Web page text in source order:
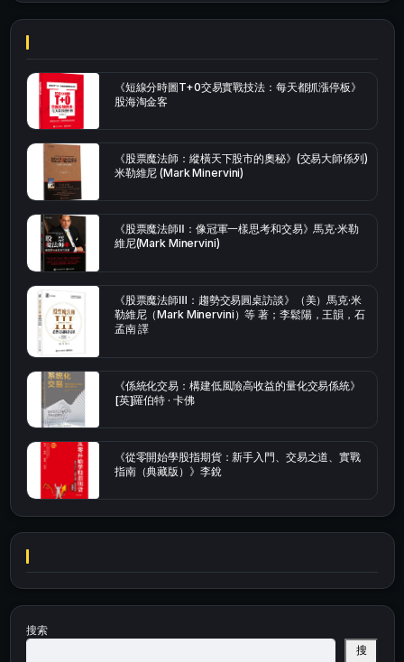
《短線分時圖T+0交易實戰技法：每天都抓漲停板》
股海淘金客
《股票魔法師：縱橫天下股市的奧秘》(交易大師係列)
米勒維尼 (Mark Minervini)
《股票魔法師Ⅱ：像冠軍一樣思考和交易》馬克·米勒
維尼(Mark Minervini)
《股票魔法師Ⅲ：趨勢交易圓桌訪談》（美）馬克·米
勒維尼（Mark Minervini）等 著；李鬆陽，王韻，石
孟南 譯
《係統化交易：構建低風險高收益的量化交易係統》
[英]羅伯特 · 卡佛
《從零開始學股指期貨：新手入門、交易之道、實戰
指南（典藏版）》李銳
搜索
搜